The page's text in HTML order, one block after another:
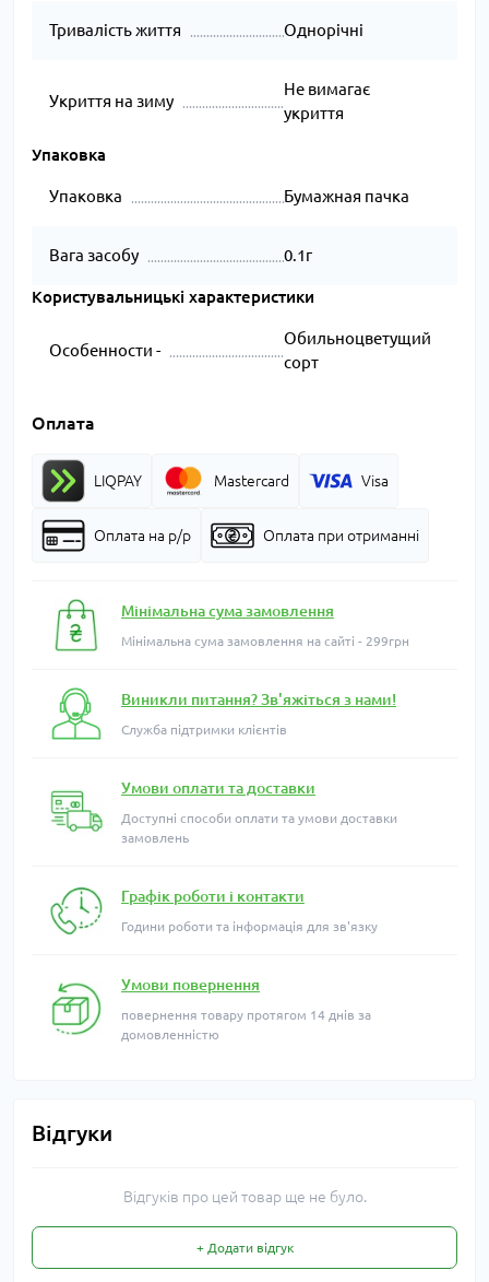
Тривалість життя Однорічні
Укриття на зиму
Не вимагає
укриття
Упаковка
Упаковка Бумажная пачка
Вага засобу 0.1г
Користувальницькі характеристики
Особенности -
Обильноцветущий
сорт
Оплата
LIQPAY Mastercard Visa
Оплата на р/р Оплата при отриманні
Мінімальна сума замовлення
Мінімальна сума замовлення на сайті - 299грн
Виникли питання? Зв'яжіться з нами!
Служба підтримки клієнтів
Умови оплати та доставки
Доступні способи оплати та умови доставки
замовлень
Графік роботи і контакти
Години роботи та інформація для зв'язку
Умови повернення
повернення товару протягом 14 днів за
домовленністю
Відгуки
Відгуків про цей товар ще не було.
+ Додати відгук